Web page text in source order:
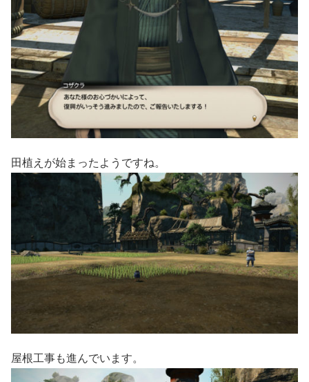
田植えが始まったようですね。
屋根工事も進んでいます。